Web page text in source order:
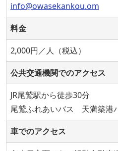
info@owasekankou.om
料金
2,000円／人（税込）
公共交通機関でのアクセス
JR尾鷲駅から徒歩30分
尾鷲ふれあいバス 天満築港
車でのアクセス